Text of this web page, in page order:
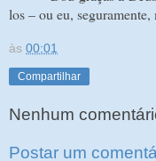
los – ou eu, seguramente,
às 00:01
Compartilhar
Nenhum
Postar um